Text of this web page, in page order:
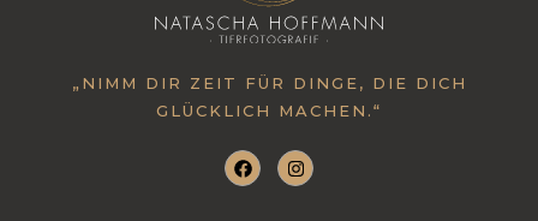
„NIMM DIR ZEIT FÜR DINGE, DIE DICH
GLÜCKLICH MACHEN.“